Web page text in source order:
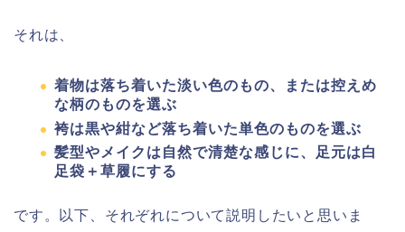
それは、
着物は落ち着いた淡い色のもの、または控えめ
な柄のものを選ぶ
袴は黒や紺など落ち着いた単色のものを選ぶ
髪型やメイクは自然で清楚な感じに、足元は白
足袋＋草履にする
です。以下、それぞれについて説明したいと思いま